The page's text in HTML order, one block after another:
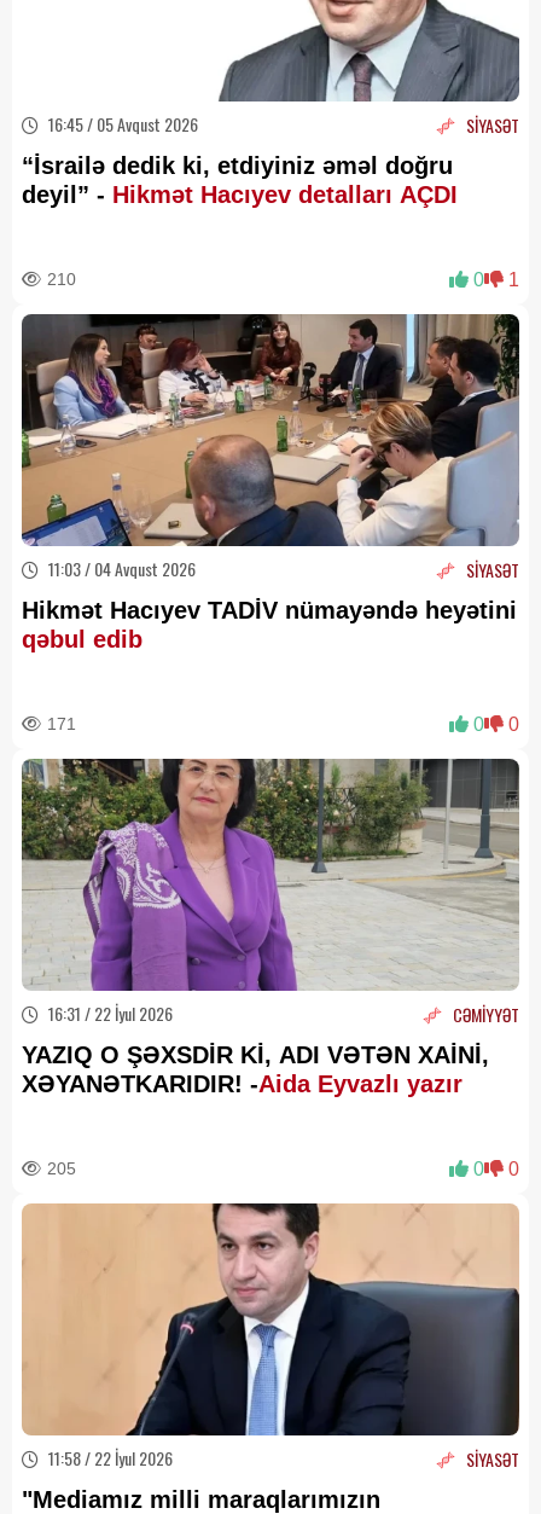
16:45 / 05 Avqust 2026 SİYASƏT
“İsrailə dedik ki, etdiyiniz əməl doğru
deyil” - Hikmət Hacıyev detalları AÇDI
210 0 1
11:03 / 04 Avqust 2026 SİYASƏT
Hikmət Hacıyev TADİV nümayəndə heyətini
qəbul edib
171 0 0
16:31 / 22 İyul 2026 CƏMİYYƏT
YAZIQ O ŞƏXSDİR Kİ, ADI VƏTƏN XAİNİ,
XƏYANƏTKARIDIR! -Aida Eyvazlı yazır
205 0 0
11:58 / 22 İyul 2026 SİYASƏT
"Mediamız milli maraqlarımızın